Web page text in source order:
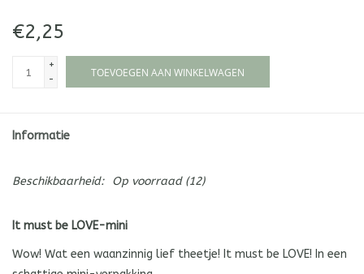
€2,25
+
-
TOEVOEGEN AAN WINKELWAGEN
Informatie
Beschikbaarheid: Op voorraad(12)
It must be LOVE-mini
Wow! Wat een waanzinnig lief theetje! It must be LOVE! In een